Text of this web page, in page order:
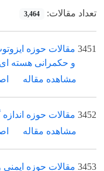
تعداد مقالات: 3,464
3451 مقالات حوزه
و حکمرانی هسته ای
مشاهده مقاله
3452 مقالات حوزه
مشاهده مقاله
3453 مقالات حوزه